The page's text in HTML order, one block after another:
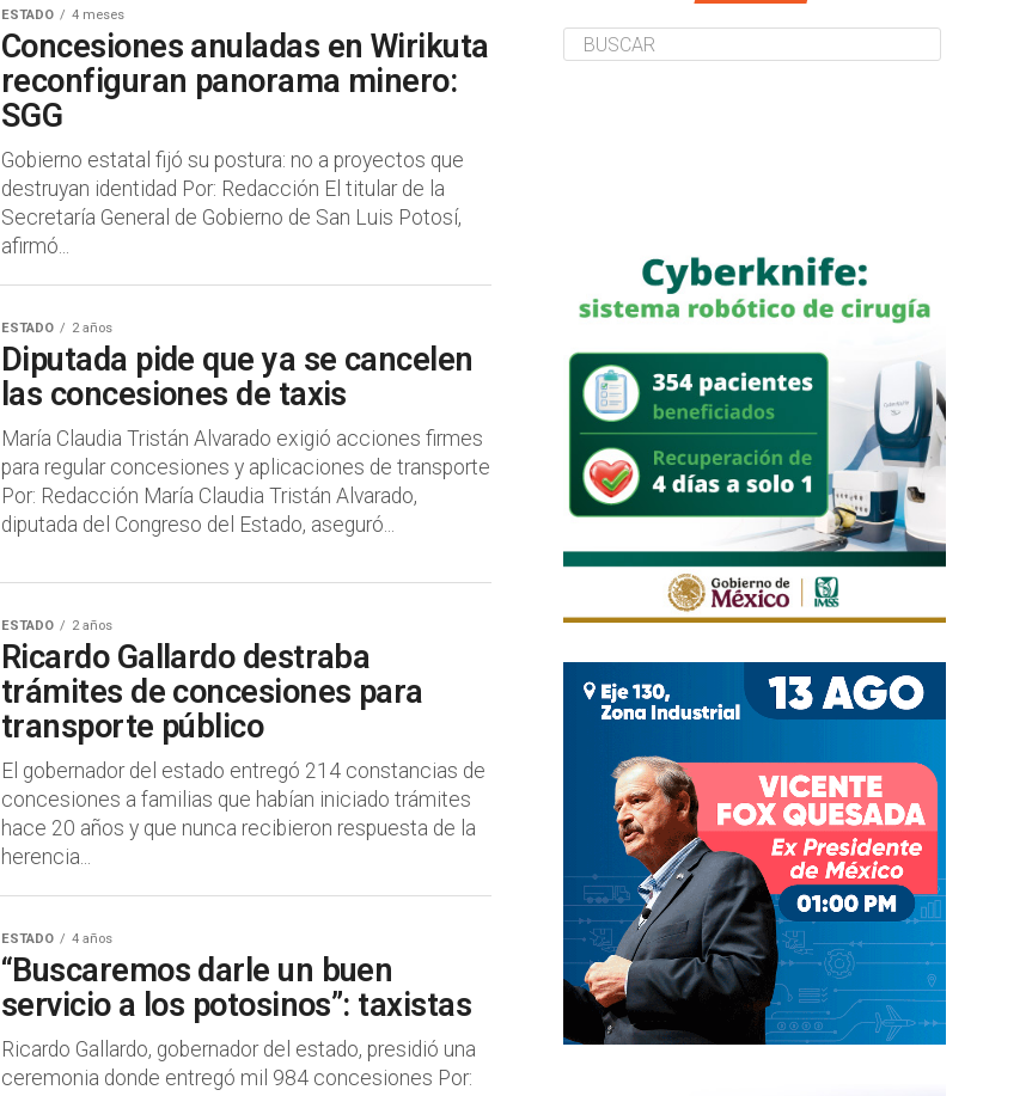
ESTADO 4 meses
Concesiones anuladas en Wirikuta
reconfiguran panorama minero:
SGG
Gobierno estatal fijó su postura: no a proyectos que
destruyan identidad Por: Redacción El titular de la
Secretaría General de Gobierno de San Luis Potosí,
afirmó...
ESTADO 2 años
Diputada pide que ya se cancelen
las concesiones de taxis
María Claudia Tristán Alvarado exigió acciones firmes
para regular concesiones y aplicaciones de transporte
Por: Redacción María Claudia Tristán Alvarado,
diputada del Congreso del Estado, aseguró...
ESTADO 2 años
Ricardo Gallardo destraba
trámites de concesiones para
transporte público
El gobernador del estado entregó 214 constancias de
concesiones a familias que habían iniciado trámites
hace 20 años y que nunca recibieron respuesta de la
herencia...
ESTADO 4 años
“Buscaremos darle un buen
servicio a los potosinos”: taxistas
Ricardo Gallardo, gobernador del estado, presidió una
ceremonia donde entregó mil 984 concesiones Por: